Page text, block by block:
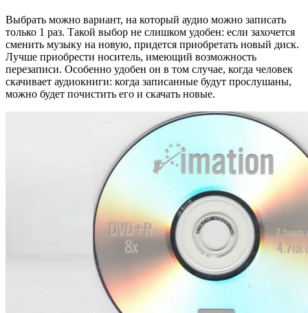
Выбрать можно вариант, на который аудио можно записать
только 1 раз. Такой выбор не слишком удобен: если захочется
сменить музыку на новую, придется приобретать новый диск.
Лучше приобрести носитель, имеющий возможность
перезаписи. Особенно удобен он в том случае, когда человек
скачивает аудиокниги: когда записанные будут прослушаны,
можно будет почистить его и скачать новые.